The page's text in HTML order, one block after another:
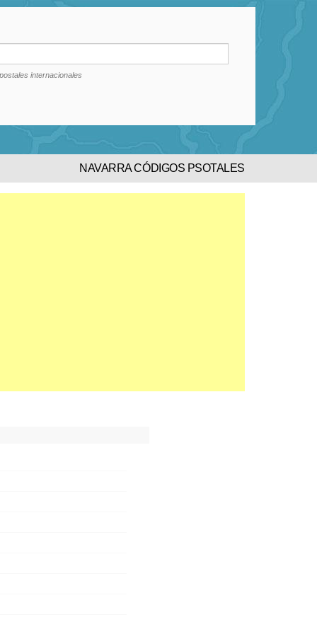
internacionales
NAVARRA CÓDIGOS PSOTALES